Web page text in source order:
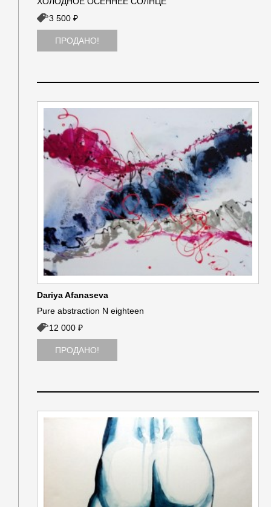
3 500 ₽
ПРОДАНО!
Dariya Afanaseva
Pure abstraction N eighteen
12 000 ₽
ПРОДАНО!